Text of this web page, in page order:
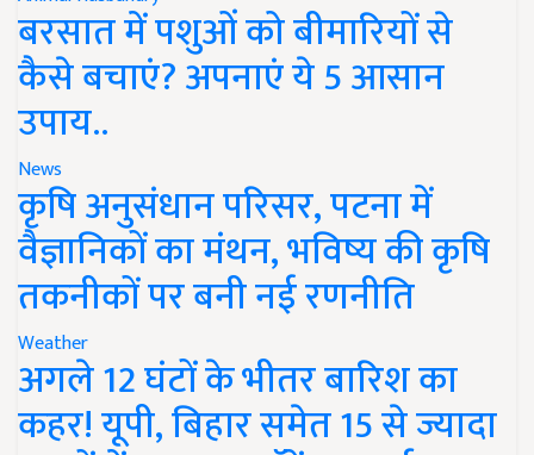
बरसात में पशुओं को बीमारियों से
कैसे बचाएं? अपनाएं ये 5 आसान
उपाय..
News
कृषि अनुसंधान परिसर, पटना में
वैज्ञानिकों का मंथन, भविष्य की कृषि
तकनीकों पर बनी नई रणनीति
Weather
अगले 12 घंटों के भीतर बारिश का
कहर! यूपी, बिहार समेत 15 से ज्यादा